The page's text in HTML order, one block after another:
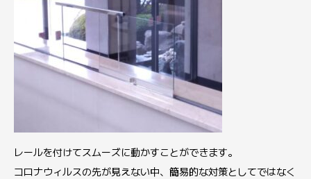
レールを付けてスムーズに動かすことができます。
コロナウィルスの先が見えない中、簡易的な対策としてではなく